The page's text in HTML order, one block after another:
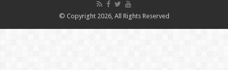
© Copyright 2026, All Rights Reserved